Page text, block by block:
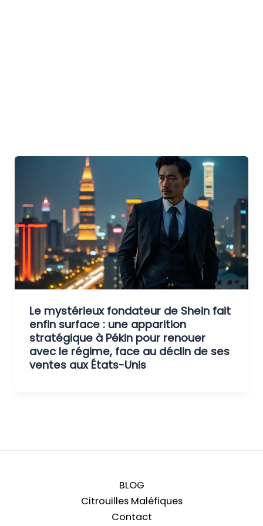
Le mystérieux fondateur de Shein fait
enfin surface : une apparition
stratégique à Pékin pour renouer
avec le régime, face au déclin de ses
ventes aux États-Unis
BLOG
Citrouilles Maléfiques
Contact